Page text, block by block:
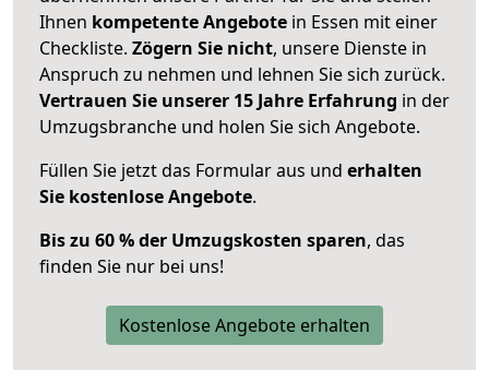
Ihnen kompetente Angebote in Essen mit einer
Checkliste. Zögern Sie nicht, unsere Dienste in
Anspruch zu nehmen und lehnen Sie sich zurück.
Vertrauen Sie unserer 15 Jahre Erfahrung in der
Umzugsbranche und holen Sie sich Angebote.
Füllen Sie jetzt das Formular aus und erhalten
Sie kostenlose Angebote.
Bis zu 60 % der Umzugskosten sparen, das
finden Sie nur bei uns!
Kostenlose Angebote erhalten